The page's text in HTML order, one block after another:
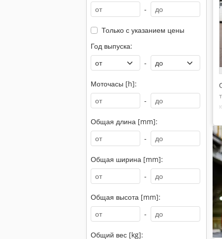
-
Только с указанием цены
Год выпуска:
-
Моточасы [h]:
-
Общая длина [mm]:
-
Общая ширина [mm]:
-
Общая высота [mm]:
-
Общий вес [kg]: